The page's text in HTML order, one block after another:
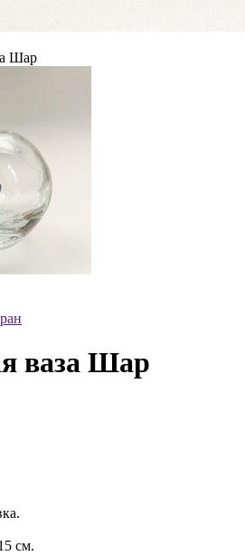
ваза Шар
см.